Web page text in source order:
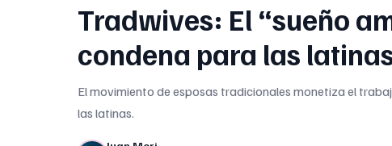
Tradwives: El “sueño
condena para las
El movimiento de esposas tradicionales monetiza el
las latinas.